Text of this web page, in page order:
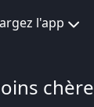
l'app
chère